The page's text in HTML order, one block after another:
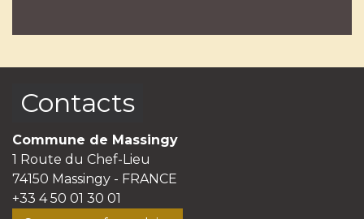
Contacts
Commune de Massingy
1 Route du Chef-Lieu
74150 Massingy - FRANCE
+33 4 50 01 30 01